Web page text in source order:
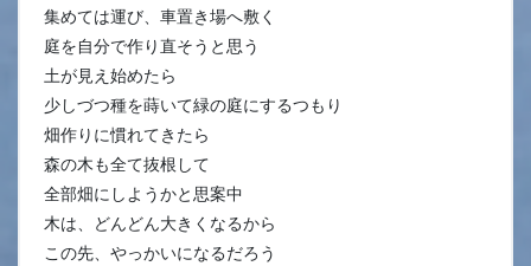
集めては運び、車置き場へ敷く
庭を自分で作り直そうと思う
土が見え始めたら
少しづつ種を蒔いて緑の庭にするつもり
畑作りに慣れてきたら
森の木も全て抜根して
全部畑にしようかと思案中
木は、どんどん大きくなるから
この先、やっかいになるだろう